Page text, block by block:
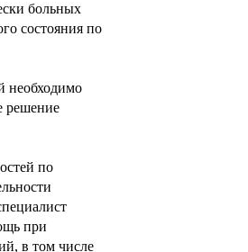
больных
состояния по
необходимо
решение
по
при
в том числе